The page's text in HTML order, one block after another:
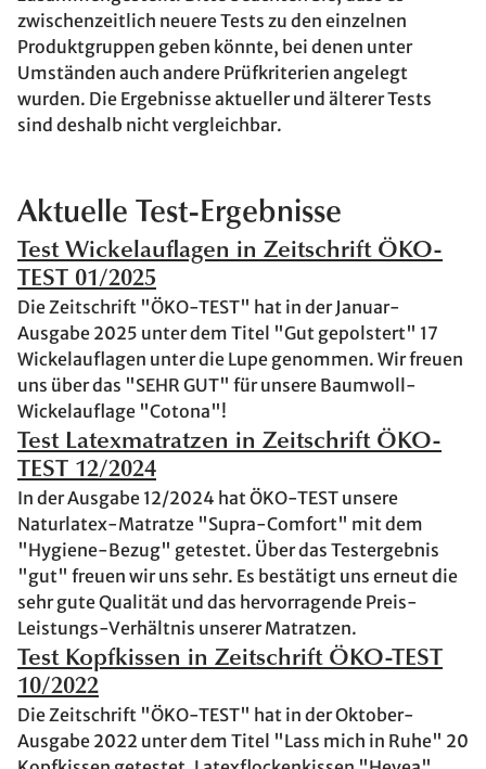
zwischenzeitlich neuere Tests zu den einzelnen
Produktgruppen geben könnte, bei denen unter
Umständen auch andere Prüfkriterien angelegt
wurden. Die Ergebnisse aktueller und älterer Tests
sind deshalb nicht vergleichbar.
Aktuelle Test-Ergebnisse
Test Wickelauflagen in Zeitschrift ÖKO-
TEST 01/2025
Die Zeitschrift "ÖKO-TEST" hat in der Januar-
Ausgabe 2025 unter dem Titel "Gut gepolstert" 17
Wickelauflagen unter die Lupe genommen. Wir freuen
uns über das "SEHR GUT" für unsere Baumwoll-
Wickelauflage "Cotona"!
Test Latexmatratzen in Zeitschrift ÖKO-
TEST 12/2024
In der Ausgabe 12/2024 hat ÖKO-TEST unsere
Naturlatex-Matratze "Supra-Comfort" mit dem
"Hygiene-Bezug" getestet. Über das Testergebnis
"gut" freuen wir uns sehr. Es bestätigt uns erneut die
sehr gute Qualität und das hervorragende Preis-
Leistungs-Verhältnis unserer Matratzen.
Test Kopfkissen in Zeitschrift ÖKO-TEST
10/2022
Die Zeitschrift "ÖKO-TEST" hat in der Oktober-
Ausgabe 2022 unter dem Titel "Lass mich in Ruhe" 20